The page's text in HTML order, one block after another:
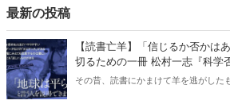
最新の投稿
【読書亡羊】「信じるか否かは
切るための一冊 松村一志『科学否定論はなぜ人を惹きつけ
るのか』（ちくま新書）｜梶原
その昔、読書にかまけて羊を逃がした